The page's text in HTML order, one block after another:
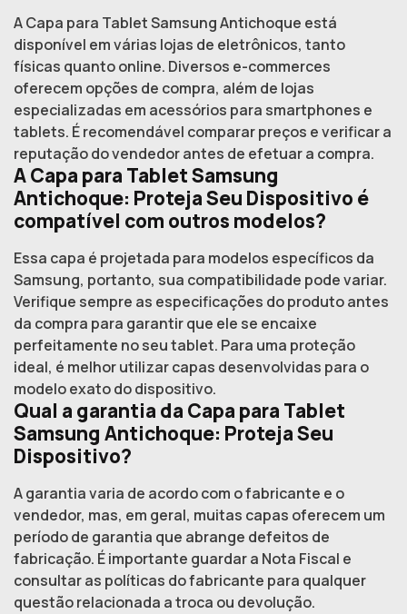
A Capa para Tablet Samsung Antichoque está
disponível em várias lojas de eletrônicos, tanto
físicas quanto online. Diversos e-commerces
oferecem opções de compra, além de lojas
especializadas em acessórios para smartphones e
tablets. É recomendável comparar preços e verificar a
reputação do vendedor antes de efetuar a compra.
A Capa para Tablet Samsung
Antichoque: Proteja Seu Dispositivo é
compatível com outros modelos?
Essa capa é projetada para modelos específicos da
Samsung, portanto, sua compatibilidade pode variar.
Verifique sempre as especificações do produto antes
da compra para garantir que ele se encaixe
perfeitamente no seu tablet. Para uma proteção
ideal, é melhor utilizar capas desenvolvidas para o
modelo exato do dispositivo.
Qual a garantia da Capa para Tablet
Samsung Antichoque: Proteja Seu
Dispositivo?
A garantia varia de acordo com o fabricante e o
vendedor, mas, em geral, muitas capas oferecem um
período de garantia que abrange defeitos de
fabricação. É importante guardar a Nota Fiscal e
consultar as políticas do fabricante para qualquer
questão relacionada a troca ou devolução.